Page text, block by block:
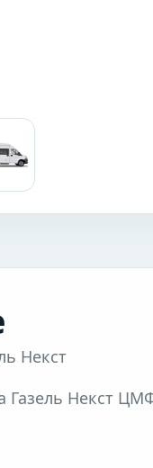
Некст
Газель Некст